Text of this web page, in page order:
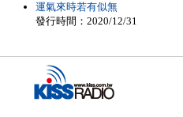
運氣來時若有似無
發行時間：2020/12/31